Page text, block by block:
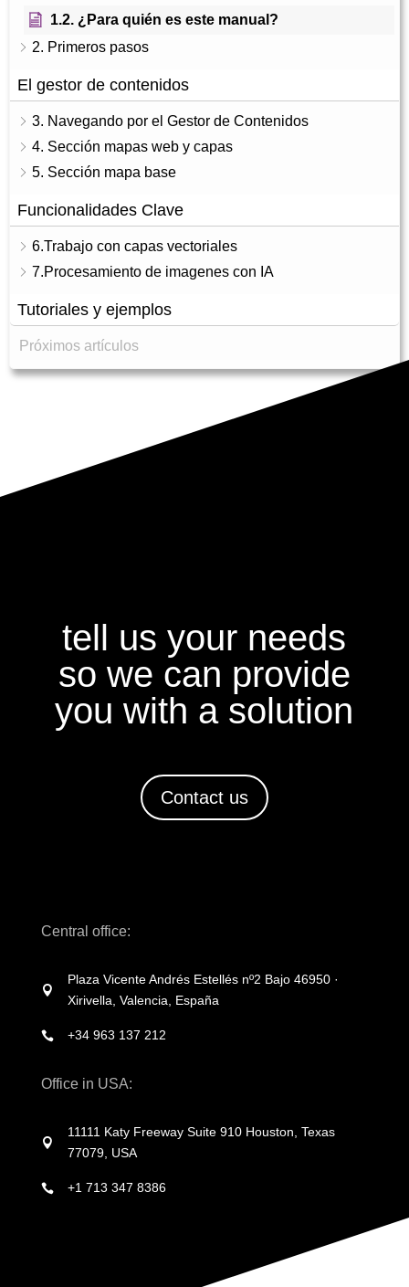
1.2. ¿Para quién es este manual?
2. Primeros pasos
El gestor de contenidos
3. Navegando por el Gestor de Contenidos
4. Sección mapas web y capas
5. Sección mapa base
Funcionalidades Clave
6.Trabajo con capas vectoriales
7.Procesamiento de imagenes con IA
Tutoriales y ejemplos
Próximos artículos
tell us your needs
so we can provide
you with a solution
Contact us
Central office:

Plaza Vicente Andrés Estellés nº2 Bajo 46950 ·
Xirivella, Valencia, España
 +34 963 137 212
Office in USA:

11111 Katy Freeway Suite 910 Houston, Texas
77079, USA
 +1 713 347 8386